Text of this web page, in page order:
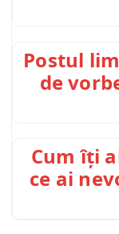
Postul
de
Cum îți
ce ai